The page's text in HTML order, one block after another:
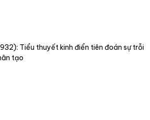
Tiểu thuyết kinh điển tiên đoán sự trỗi
tạo